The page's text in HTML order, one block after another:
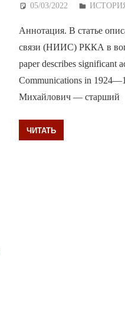
05/03/2022
Аннотация. В статье
связи (НИИС) РККА в
paper describes significant
Communications in
Михайлович — старший
ЧИТАТЬ